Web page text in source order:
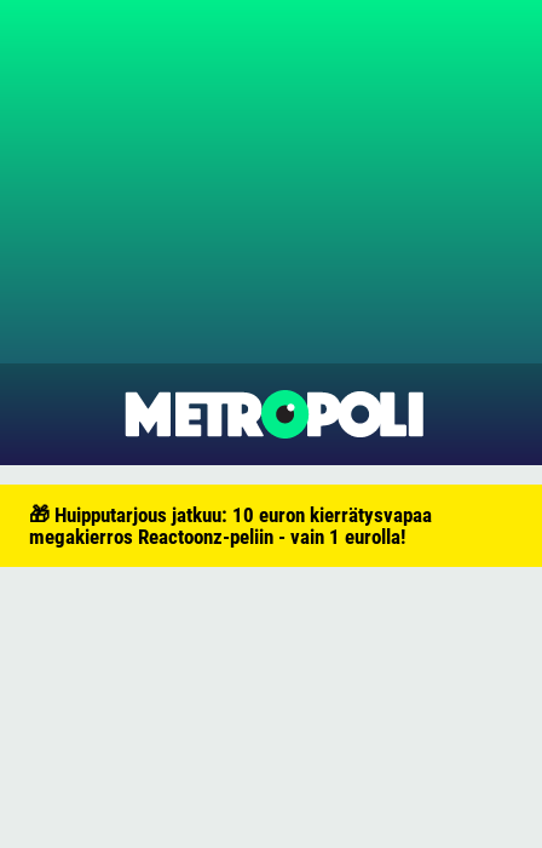
🎁 Huipputarjous jatkuu: 10 euron kierrätysvapaa
megakierros Reactoonz-peliin - vain 1 eurolla!